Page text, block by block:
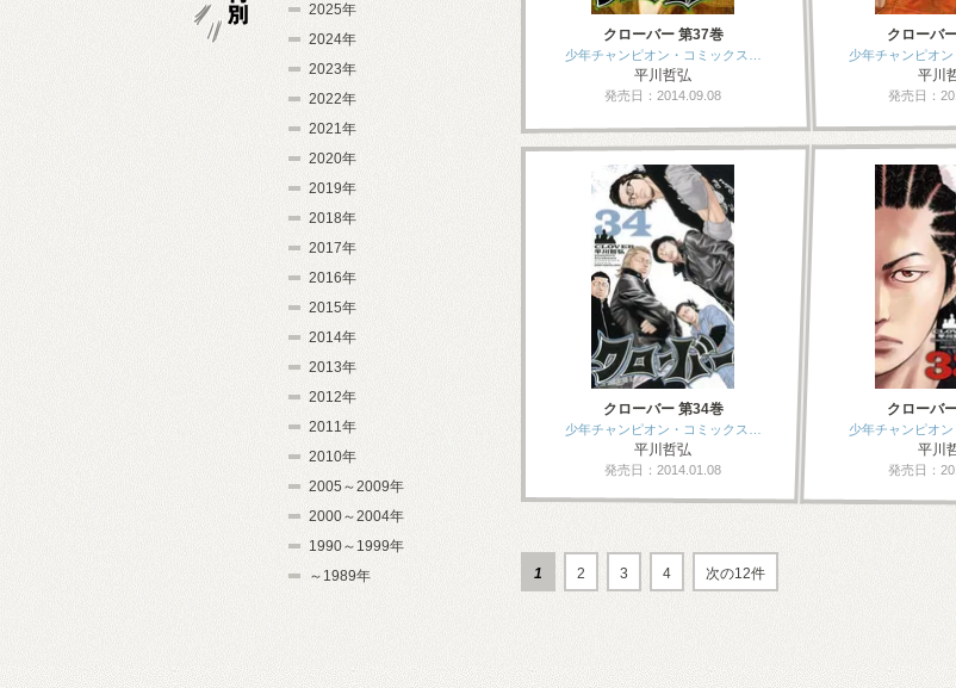
クローバー 第37巻
少年チャンピオン・コミックス…
平川哲弘
発売日：2014.09.08
クローバ
少年チャンピオ
平川
発売日：
クローバー 第34巻
少年チャンピオン・コミックス…
平川哲弘
発売日：2014.01.08
クローバ
少年チャンピオ
平川
発売日：
1 2 3 4 次の12件
2025年
2024年
2023年
2022年
2021年
2020年
2019年
2018年
2017年
2016年
2015年
2014年
2013年
2012年
2011年
2010年
2005～2009年
2000～2004年
1990～1999年
～1989年